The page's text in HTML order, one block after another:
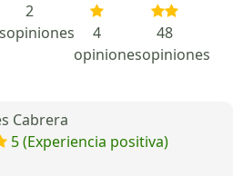
2
opiniones
4
opiniones
48
opiniones
Cabrera
5 (Experiencia positiva)